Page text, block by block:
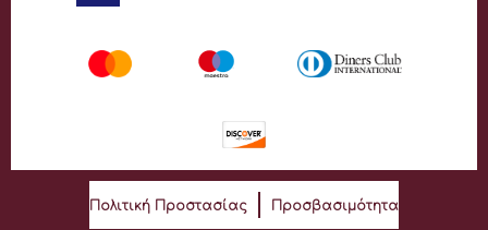
Πολιτική Προστασίας Προσβασιμότητα